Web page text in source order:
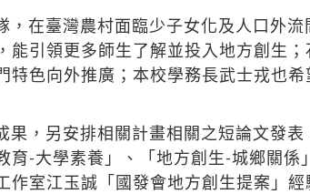
在臺灣農村面臨少子女化及人口外
引領更多師生了解並投入地方創生
特色向外推廣；本校學務長武士戎也
，另安排相關計畫相關之短論文發
-大學素養」、「地方創生-城鄉關係
作室江玉誠「國發會地方創生提案」